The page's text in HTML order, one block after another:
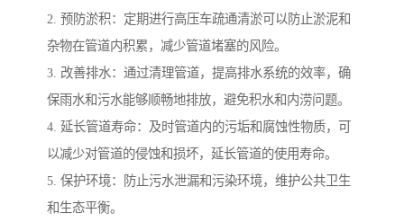
2. 预防淤积：定期进行高压车疏通清淤可以防止淤泥和
杂物在管道内积累，减少管道堵塞的风险。
3. 改善排水：通过清理管道，提高排水系统的效率，确
保雨水和污水能够顺畅地排放，避免积水和内涝问题。
4. 延长管道寿命：及时管道内的污垢和腐蚀性物质，可
以减少对管道的侵蚀和损坏，延长管道的使用寿命。
5. 保护环境：防止污水泄漏和污染环境，维护公共卫生
和生态平衡。